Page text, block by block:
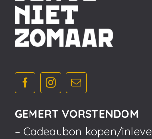
GEMERT VORSTENDOM
– Cadeaubon kopen/